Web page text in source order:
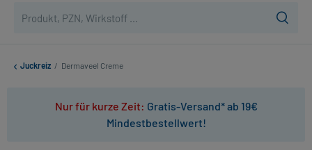
Juckreiz / Dermaveel Creme
Nur für kurze Zeit: Gratis-Versand* ab 19€
Mindestbestellwert!